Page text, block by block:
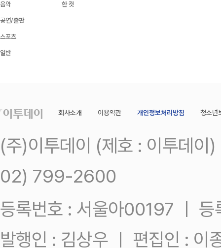
음악
공연/출판
스포츠
일반
한 컷
회사소개 이용약관 개인정보처리방침 청소년
(주)이투데이 (제호 : 이투데
02) 799-2600
등록번호 : 서울아00197 ㅣ
발행인 : 김상우 ㅣ 편집인 : 이